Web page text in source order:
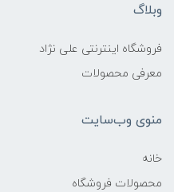
وبلاگ
فروشگاه اینترنتی علی نژاد
معرفی محصولات
منوی وب‌سایت
خانه
محصولات فروشگاه